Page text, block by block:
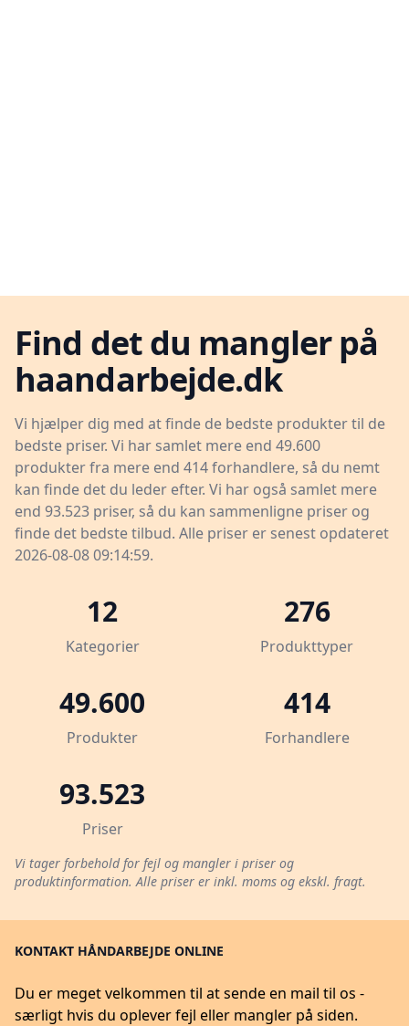
Find det du mangler på
haandarbejde.dk
Vi hjælper dig med at finde de bedste produkter til de
bedste priser. Vi har samlet mere end 49.600
produkter fra mere end 414 forhandlere, så du nemt
kan finde det du leder efter. Vi har også samlet mere
end 93.523 priser, så du kan sammenligne priser og
finde det bedste tilbud. Alle priser er senest opdateret
2026-08-08 09:14:59.
12
Kategorier
276
Produkttyper
49.600
Produkter
414
Forhandlere
93.523
Priser
Vi tager forbehold for fejl og mangler i priser og
produktinformation. Alle priser er inkl. moms og ekskl. fragt.
KONTAKT HÅNDARBEJDE ONLINE
Du er meget velkommen til at sende en mail til os -
særligt hvis du oplever fejl eller mangler på siden.